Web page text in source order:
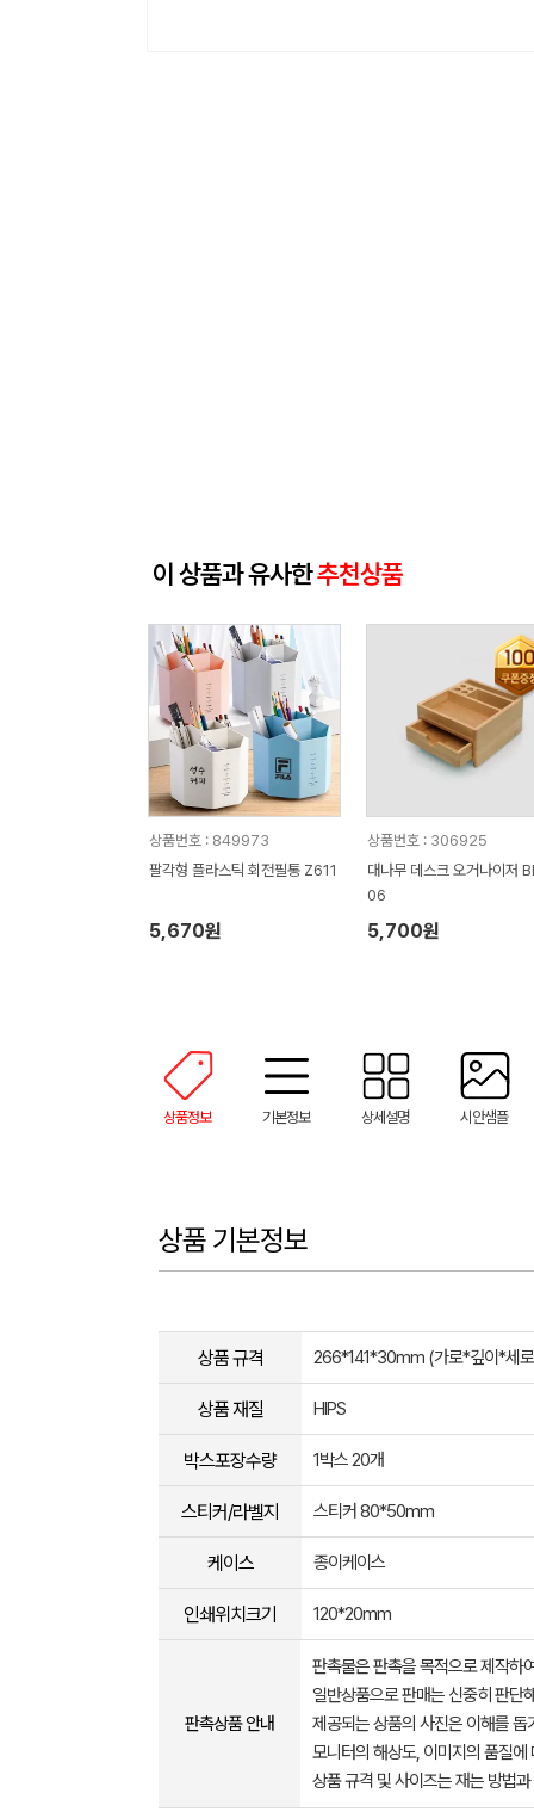
이 상품과 유사한추천상품
상품번호 : 849973
팔각형 플라스틱 회전필통 Z611
5,670원
상품번호 : 306925
대나무 데스크 오거나이저
06
5,700원
상품정보 기본정보 상세설명 시안샘플
상품 기본정보
상품 규격 266*141*30mm (가로*깊이*세
상품 재질 HIPS
박스포장수량 1박스 20개
스티커/라벨지 스티커 80*50mm
케이스 종이케이스
인쇄위치크기 120*20mm
판촉상품 안내
판촉물은 판촉을 목적으로 제작하
일반상품으로 판매는 신중히 판단
제공되는 상품의 사진은 이해를
모니터의 해상도, 이미지의 품질
상품 규격 및 사이즈는 재는 방법